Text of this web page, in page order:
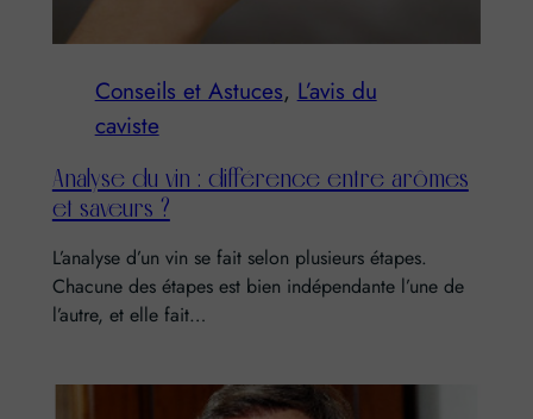
Conseils et Astuces, L’avis du
caviste
Analyse du vin : différence entre arômes
et saveurs ?
L’analyse d’un vin se fait selon plusieurs étapes.
Chacune des étapes est bien indépendante l’une de
l’autre, et elle fait…